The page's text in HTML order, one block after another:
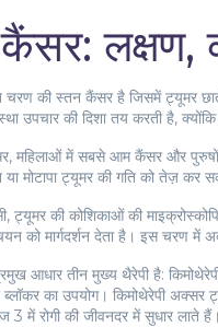
लक्षण,
चरण की स्तन कैंसर है जिसमें ट्यूमर
की दिशा तय करती है, क्योंकि
, महिलाओं में सबसे आम कैंसर और
या मोटापा ट्यूमर की गति को तेज़
, ट्यूमर की कोशिकाओं की
को मार्गदर्शन देता है। इस चरण
आधार तीन मुख्य थैरेपी है:
का उपयोग। किमोथेरेपी अक्सर
3 में रोगी की जीवनदर में सुधार लाते हैं।